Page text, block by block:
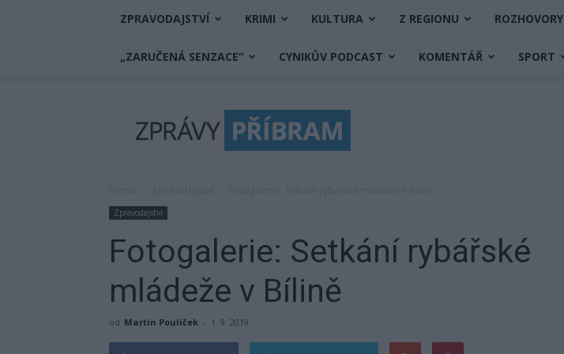
ZPRAVODAJSTVÍ KRIMI KULTURA Z REGIONU ROZHOVORY
„ZARUČENÁ SENZACE“ CYNIKŮV PODCAST KOMENTÁŘ SPORT
Příbram
Zpravodajství
Fotogalerie: Setkání rybářské
mládeže v Bílině
od Martin Poulíček - 1. 9. 2019